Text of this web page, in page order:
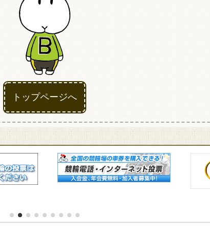
競輪場ガイド
アクセス
トップページへ